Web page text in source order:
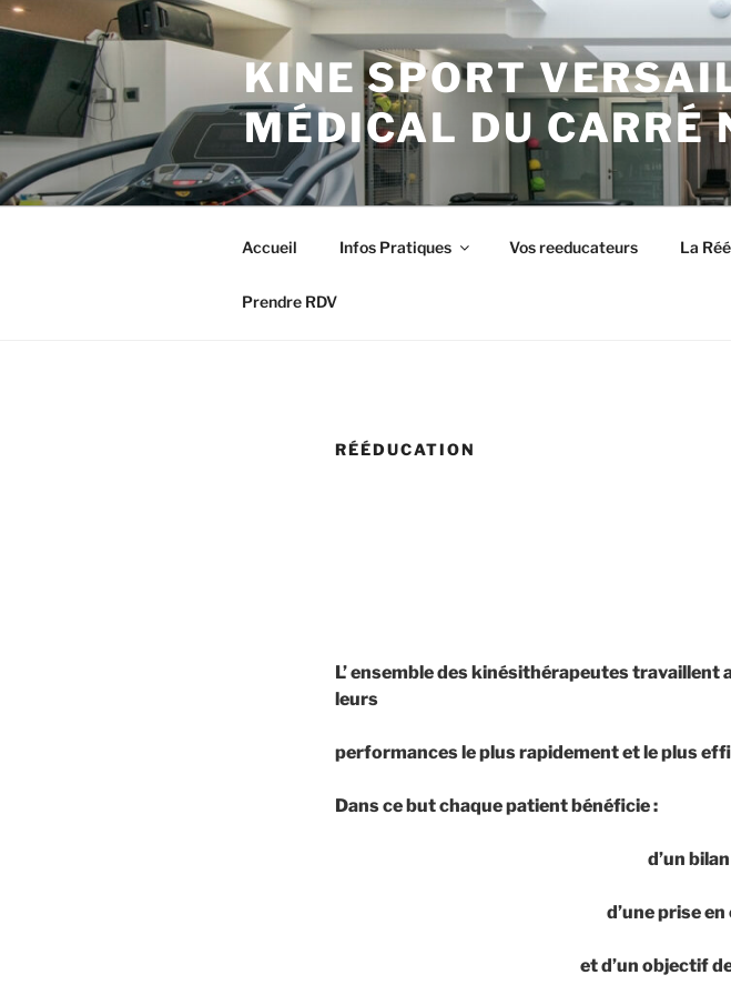
Aller
au
contenu
principal
KINE SPORT
MÉDICAL DU CARRÉ
Accueil Infos Pratiques Vos reeducateurs La
Prendre RDV
RÉÉDUCATION
L’ ensemble des kinésithérapeutes
leurs
performances le plus rapidement et le plus
Dans ce but chaque patient bénéficie :
d’un
d’une prise
et d’un objectif